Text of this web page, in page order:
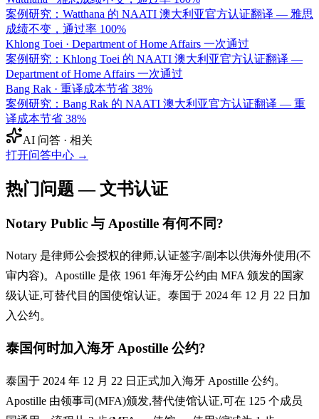
案例研究：Watthana 的 NAATI 澳大利亚官方认证翻译 — 雅思
成绩不变，通过率 100%
Khlong Toei · Department of Home Affairs 一次通过
案例研究：Khlong Toei 的 NAATI 澳大利亚官方认证翻译 —
Department of Home Affairs 一次通过
Bang Rak · 重译成本节省 38%
案例研究：Bang Rak 的 NAATI 澳大利亚官方认证翻译 — 重
译成本节省 38%
AI 问答 · 相关
打开问答中心 →
热门问题 — 文书认证
Notary Public 与 Apostille 有何不同?
Notary 是律师公会授权的律师,认证签字/副本以供海外使用(不
审内容)。Apostille 是依 1961 年海牙公约由 MFA 颁发的国家
级认证,可替代目的国使馆认证。泰国于 2024 年 12 月 22 日加
入公约。
泰国何时加入海牙 Apostille 公约?
泰国于 2024 年 12 月 22 日正式加入海牙 Apostille 公约。
Apostille 由领事司(MFA)颁发,替代使馆认证,可在 125 个成员